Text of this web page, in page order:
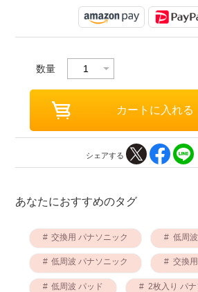
数量
シェアする
あなたにおすすめのタグ
交換用 パナソニック 低周
低周波 パナソニック 交換
低周波 パッド 2枚入り パナ